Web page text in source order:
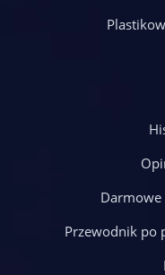
Darmowe
Przewodnik po